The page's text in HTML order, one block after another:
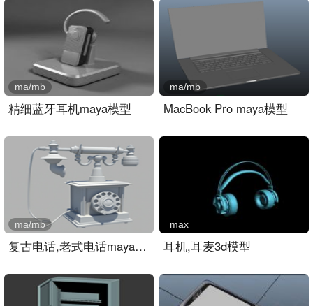
精细蓝牙耳机maya模型
ma/mb
MacBook Pro maya模型
ma/mb
复古电话,老式电话maya模型..
ma/mb
耳机,耳麦3d模型
max